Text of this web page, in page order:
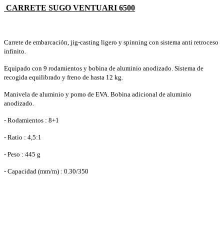
CARRETE SUGO VENTUARI 6500
Carrete de embarcación, jig-casting ligero y spinning con sistema anti retroceso
infinito.
Equipado con 9 rodamientos y bobina de aluminio anodizado. Sistema de
recogida equilibrado y freno de hasta 12 kg.
Manivela de aluminio y pomo de EVA. Bobina adicional de aluminio
anodizado.
- Rodamientos : 8+1
- Ratio : 4,5:1
- Peso : 445 g
- Capacidad (mm/m) : 0.30/350